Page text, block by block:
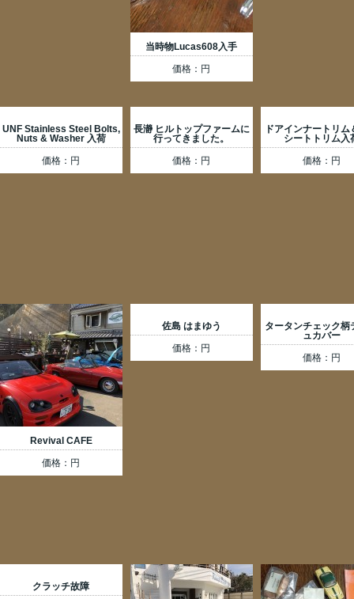
当時物Lucas608入手
価格：円
UNF Stainless Steel Bolts,
Nuts & Washer 入荷
価格：円
長瀞 ヒルトップファームに
行ってきました。
価格：円
ドアインナートリム
シートトリム入
価格：円
Revival CAFE
価格：円
佐島 はまゆう
価格：円
タータンチェック柄
ュカバー
価格：円
クラッチ故障